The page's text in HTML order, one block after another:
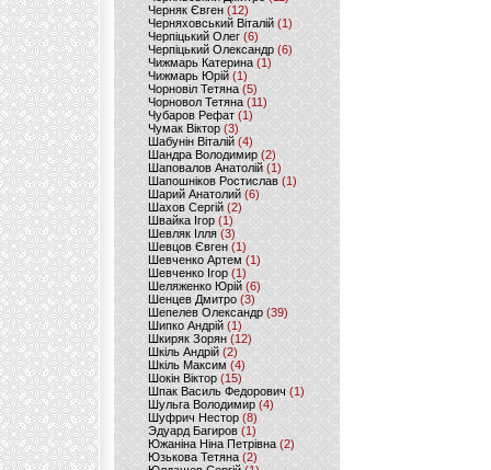
Черняк Євген(12)
Черняховський Віталій (1)
Черпіцький Олег (6)
Черпіцький Олександр (6)
Чижмарь Катерина (1)
Чижмарь Юрій (1)
Чорновіл Тетяна (5)
Чорновол Тетяна (11)
Чубаров Рефат (1)
Чумак Віктор(3)
Шабунін Віталій (4)
Шандра Володимир (2)
Шаповалов Анатолій(1)
Шапошніков Ростислав(1)
Шарий Анатолий(6)
Шахов Сергій(2)
Швайка Ігор (1)
Шевляк Ілля (3)
Шевцов Євген (1)
Шевченко Артем(1)
Шевченко Ігор(1)
Шеляженко Юрій (6)
Шенцев Дмитро (3)
Шепелев Олександр (39)
Шипко Андрій(1)
Шкиряк Зорян(12)
Шкіль Андрій(2)
Шкіль Максим (4)
Шокін Віктор (15)
Шпак Василь Федорович (1)
Шульга Володимир (4)
Шуфрич Нестор(8)
Эдуард Багиров (1)
Южаніна Ніна Петрівна (2)
Юзькова Тетяна(2)